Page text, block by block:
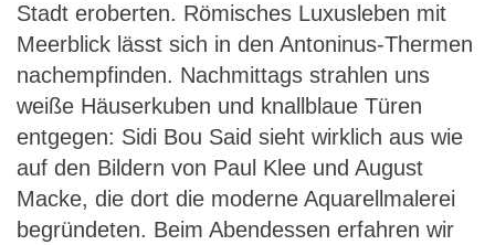
Stadt eroberten. Römisches Luxusleben mit
Meerblick lässt sich in den Antoninus-Thermen
nachempfinden. Nachmittags strahlen uns
weiße Häuserkuben und knallblaue Türen
entgegen: Sidi Bou Said sieht wirklich aus wie
auf den Bildern von Paul Klee und August
Macke, die dort die moderne Aquarellmalerei
begründeten. Beim Abendessen erfahren wir